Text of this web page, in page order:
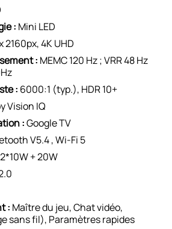
: Mini LED
2160px, 4K UHD
: MEMC 120 Hz ; VRR 48 Hz
: 6000:1 (typ.), HDR 10+
Vision IQ
:Google TV
V5.4 , Wi-Fi 5
2*10W + 20W
: Maître du jeu, Chat vidéo,
sans fil), Paramètres rapides